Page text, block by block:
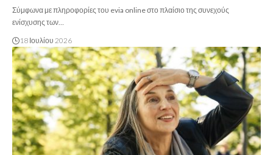
Σύμφωνα με πληροφορίες του evia online στο πλαίσιο της συνεχούς
ενίσχυσης των…
18 Ιουλίου 2026